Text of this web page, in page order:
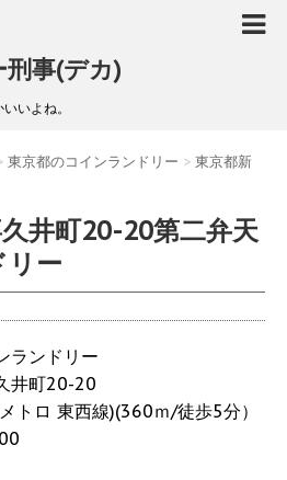
事(デカ)
いよね。
東京都のコインランドリー > 東京都新
井町20-20第二弁天
リー
ランドリー
井町20-20
トロ 東西線)(360ｍ/徒歩5分）